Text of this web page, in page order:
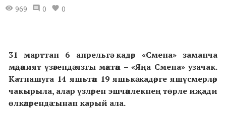
969 0 0
31 марттан 6 апрельгә кадәр «Смена» заманча
мәдәният үзәгендә язгы мәктәп – «Яңа Смена» узачак.
Катнашуга 14 яшьтән 19 яшькә кадәрге яшүсмерләр
чакырыла, алар үзләрен эшчәнлекнең төрле иҗади
өлкәләрендә сынап карый ала.